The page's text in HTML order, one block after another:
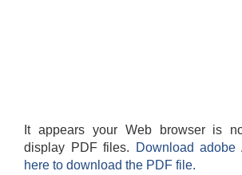
It appears your Web browser is
display PDF files.
Download
here to download the PDF file.